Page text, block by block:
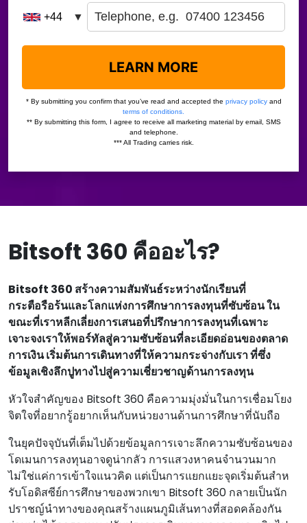
Bitsoft 360 คืออะไร?
Bitsoft 360 สร้างความสัมพันธ์ระหว่างนักเรียนที่
กระตือรือร้นและโลกแห่งการศึกษาการลงทุนที่ซับซ้อน ใน
ขณะที่เราหลีกเลี่ยงการเสนอที่ปรึกษาการลงทุนที่เฉพาะ
เจาะจงเราให้พอร์ทัลสู่ความซับซ้อนที่ละเอียดอ่อนของตลาด
การเงิน เริ่มต้นการเดินทางที่ให้ความกระจ่างกับเรา ที่ซึ่ง
ข้อมูลเชิงลึกปูทางไปสู่ความเชี่ยวชาญด้านการลงทุน
หัวใจสําคัญของ Bitsoft 360 คือความมุ่งมั่นในการเชื่อมโยง
จิตใจที่อยากรู้อยากเห็นกับหน่วยงานด้านการศึกษาที่นับถือ
ในยุคปัจจุบันที่เต็มไปด้วยข้อมูลการเจาะลึกความซับซ้อนของ
โดเมนการลงทุนอาจดูน่ากลัว การแสวงหาคนจํานวนมาก
ไม่ใช่แค่การเข้าใจแนวคิด แต่เป็นการแยกแยะจุดเริ่มต้นสําห
รับโอดิสซีย์การศึกษาของพวกเขา Bitsoft 360 กลายเป็นนัก
ปราชญ์นําทางของคุณสร้างแผนภูมิเส้นทางที่สอดคล้องกัน